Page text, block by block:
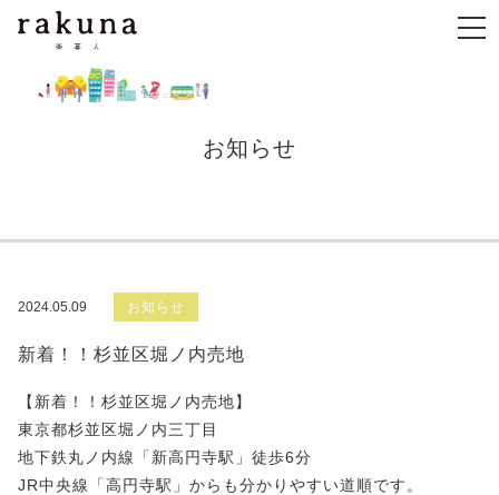
お知らせ
2024.05.09 お知らせ
新着！！杉並区堀ノ内売地
【新着！！杉並区堀ノ内売地】
東京都杉並区堀ノ内三丁目
地下鉄丸ノ内線「新高円寺駅」徒歩6分
JR中央線「高円寺駅」からも分かりやすい道順です。